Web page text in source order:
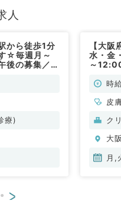
人
から徒歩1分
☆毎週月～
後の募集／他
定致します！
療)
【大
水・金
～
のお時
皮
ク
大
月,
>